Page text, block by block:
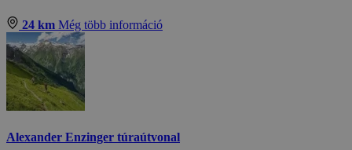
24 km Még több információ
Alexander Enzinger túraútvonal